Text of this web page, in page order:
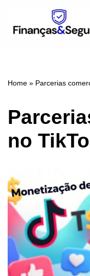
Pular
Home » Parcerias
no